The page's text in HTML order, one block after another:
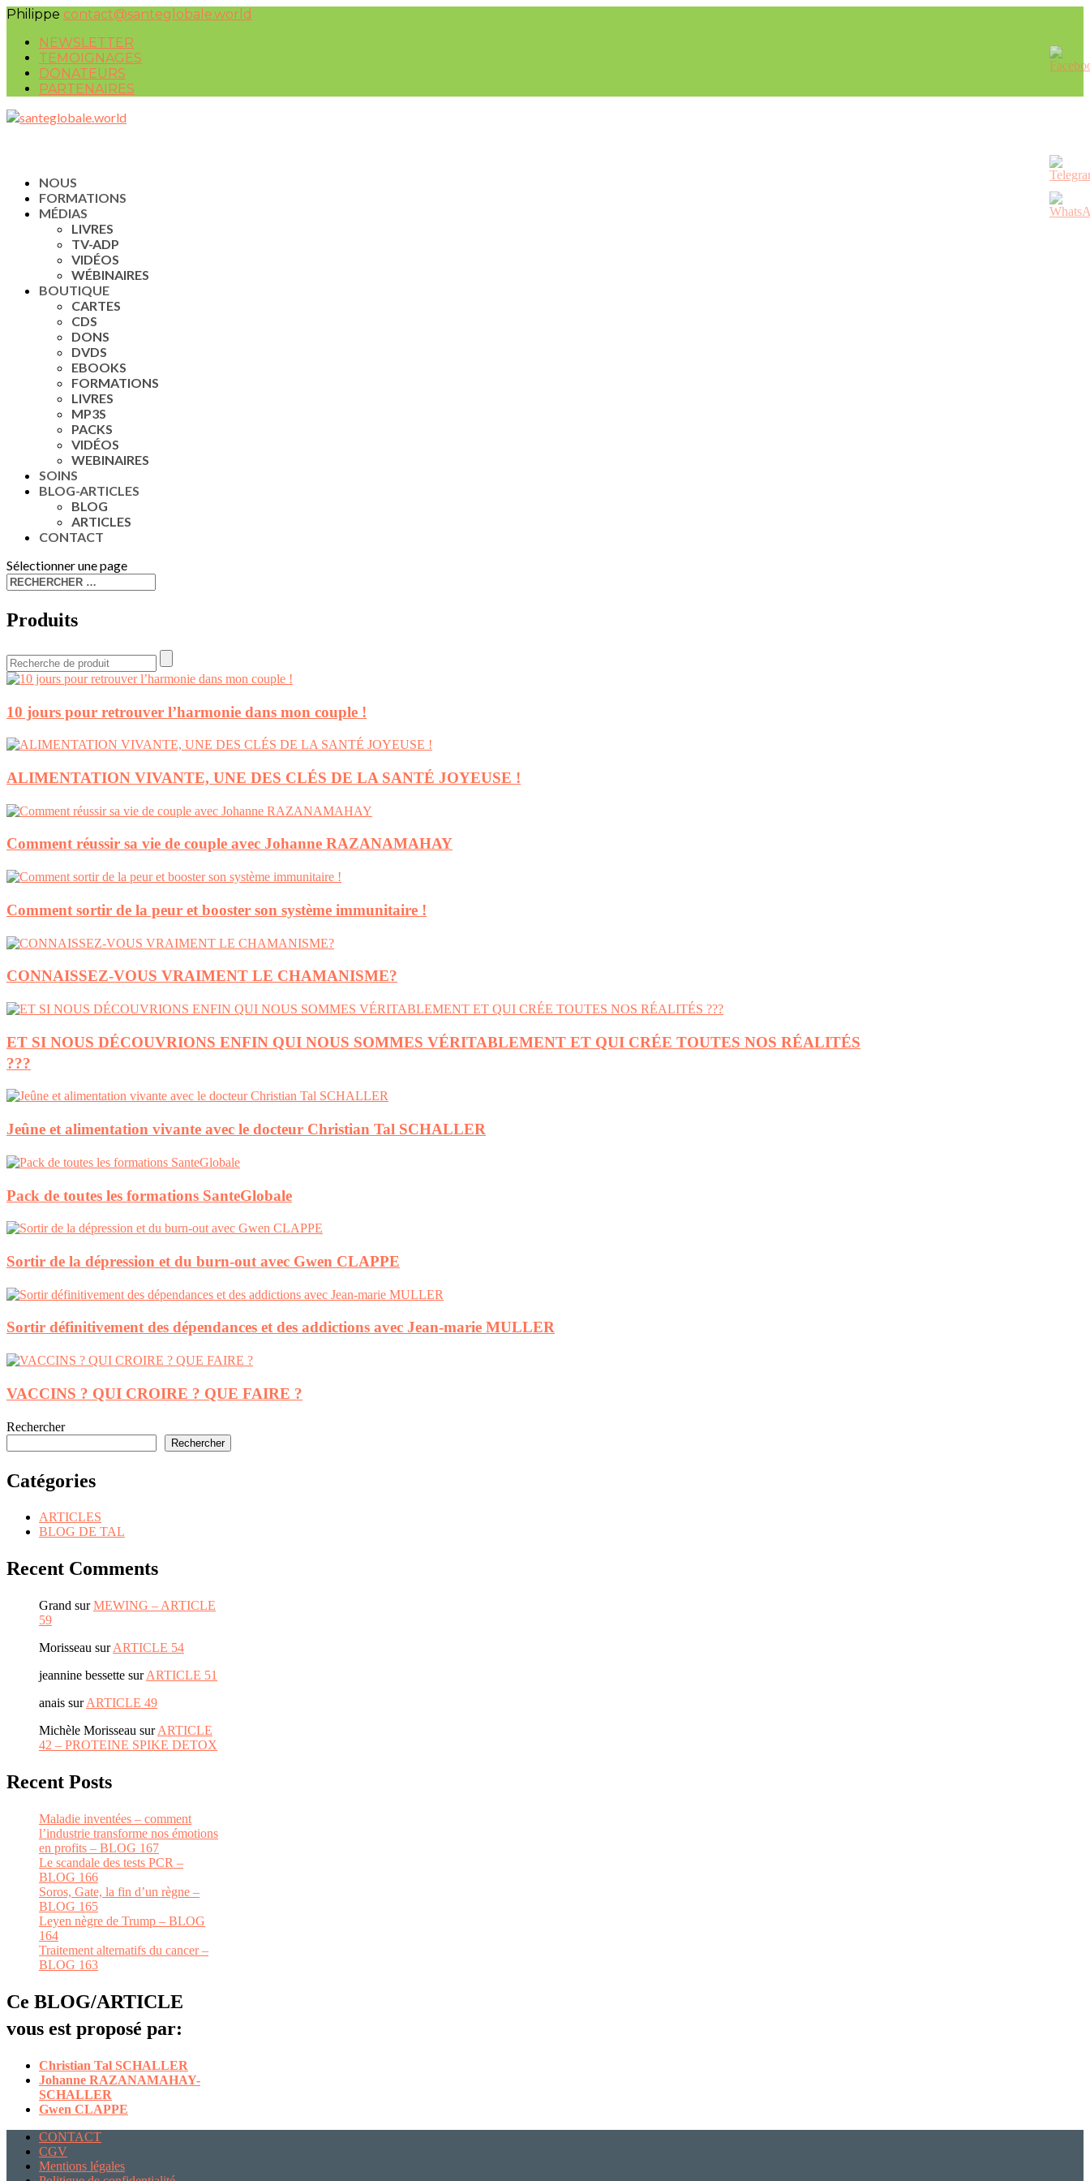
Philippe contact@santeglobale.world
NEWSLETTER
TEMOIGNAGES
DONATEURS
PARTENAIRES
NOUS
FORMATIONS
MÉDIAS
LIVRES
TV-ADP
VIDÉOS
WÉBINAIRES
BOUTIQUE
CARTES
CDS
DONS
DVDS
EBOOKS
FORMATIONS
LIVRES
MP3S
PACKS
VIDÉOS
WEBINAIRES
SOINS
BLOG-ARTICLES
BLOG
ARTICLES
CONTACT
Sélectionner une page
Produits
10 jours pour retrouver l’harmonie dans mon couple !
ALIMENTATION VIVANTE, UNE DES CLÉS DE LA SANTÉ JOYEUSE !
Comment réussir sa vie de couple avec Johanne RAZANAMAHAY
Comment sortir de la peur et booster son système immunitaire !
CONNAISSEZ-VOUS VRAIMENT LE CHAMANISME?
ET SI NOUS DÉCOUVRIONS ENFIN QUI NOUS SOMMES VÉRITABLEMENT ET QUI CRÉE TOUTES NOS RÉALITÉS
???
Jeûne et alimentation vivante avec le docteur Christian Tal SCHALLER
Pack de toutes les formations SanteGlobale
Sortir de la dépression et du burn-out avec Gwen CLAPPE
Sortir définitivement des dépendances et des addictions avec Jean-marie MULLER
VACCINS ? QUI CROIRE ? QUE FAIRE ?
Rechercher
Rechercher
Catégories
ARTICLES
BLOG DE TAL
Recent Comments
Grand surMEWING – ARTICLE
59
Morisseau surARTICLE 54
jeannine bessette surARTICLE 51
anais surARTICLE 49
Michèle Morisseau surARTICLE
42 – PROTEINE SPIKE DETOX
Recent Posts
Maladie inventées – comment
l’industrie transforme nos émotions
en profits – BLOG 167
Le scandale des tests PCR –
BLOG 166
Soros, Gate, la fin d’un règne –
BLOG 165
Leyen nègre de Trump – BLOG
164
Traitement alternatifs du cancer –
BLOG 163
Ce BLOG/ARTICLE
vous est proposé par:
Christian Tal SCHALLER
Johanne RAZANAMAHAY-
SCHALLER
Gwen CLAPPE
CONTACT
CGV
Mentions légales